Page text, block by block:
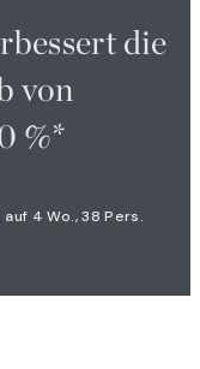
die
von
%*
4 Wo., 38 Pers.